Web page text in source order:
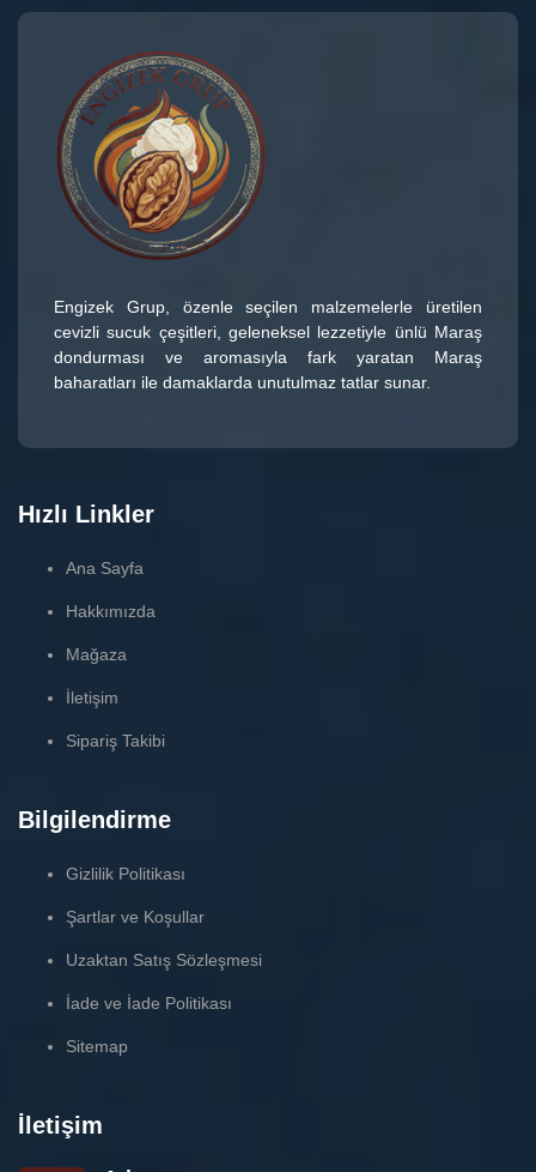
Engizek Grup, özenle seçilen malzemelerle üretilen
cevizli sucuk çeşitleri, geleneksel lezzetiyle ünlü Maraş
dondurması ve aromasıyla fark yaratan Maraş
baharatları ile damaklarda unutulmaz tatlar sunar.
Hızlı Linkler
Ana Sayfa
Hakkımızda
Mağaza
İletişim
Sipariş Takibi
Bilgilendirme
Gizlilik Politikası
Şartlar ve Koşullar
Uzaktan Satış Sözleşmesi
İade ve İade Politikası
Sitemap
İletişim